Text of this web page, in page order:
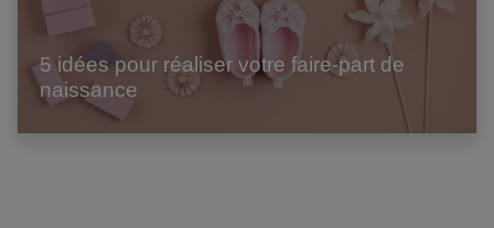
5 idées pour réaliser votre faire-part de
naissance